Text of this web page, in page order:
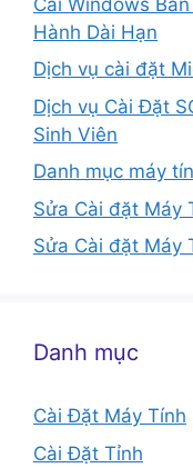
Hành Dài Hạn
Dịch vụ cài đặt
Dịch vụ Cài Đặt
Sinh Viên
Danh mục máy
Sửa Cài đặt Máy
Sửa Cài đặt Máy
Danh mục
Cài Đặt Máy Tính
Cài Đặt Tỉnh